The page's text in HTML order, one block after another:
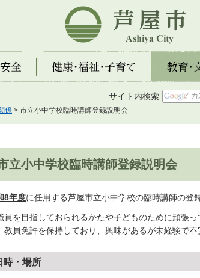
芦屋市
健康・福祉・子育て 教育・文化
サイト内検索
係 > 市立小中学校臨時講師登録説明会
立小中学校臨時講師登録説明会
8年度に任用する芦屋市立小中学校の臨時講師の登
員を目指しておられるかたや子どものために頑張
教員免許を保持しており、興味があるが未経験で
時・場所